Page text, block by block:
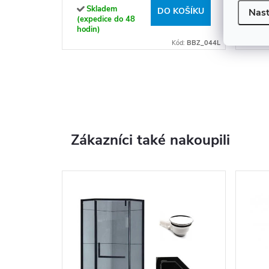
Skladem
(expedice do 48
hodin)
DO KOŠÍKU
Kód: BBZ_044L
Zákazníci také nakoupili